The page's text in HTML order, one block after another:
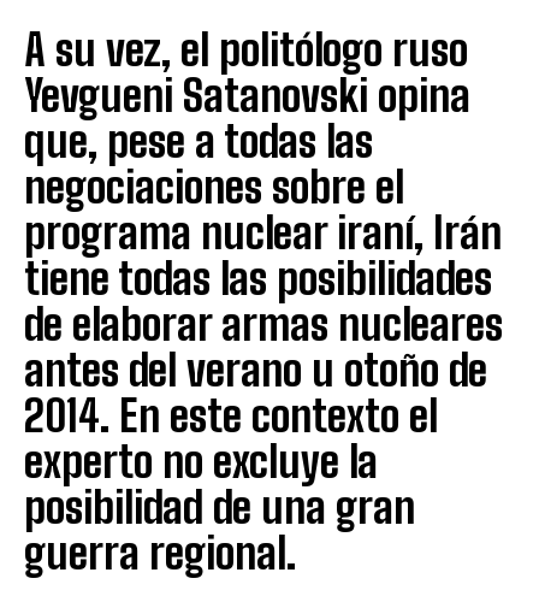
A su vez, el politólogo ruso
Yevgueni Satanovski opina
que, pese a todas las
negociaciones sobre el
programa nuclear iraní, Irán
tiene todas las posibilidades
de elaborar armas nucleares
antes del verano u otoño de
2014. En este contexto el
experto no excluye la
posibilidad de una gran
guerra regional.